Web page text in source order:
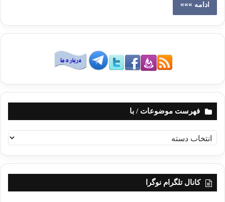
ادامه »»»
فهرست موضوعات / با
ه
ر
کانال تلگرام نوگرا